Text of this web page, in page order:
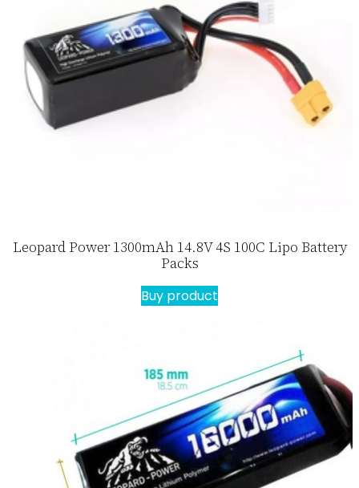
Leopard Power 1300mAh 14.8V 4S 100C Lipo Battery
Packs
Buy product